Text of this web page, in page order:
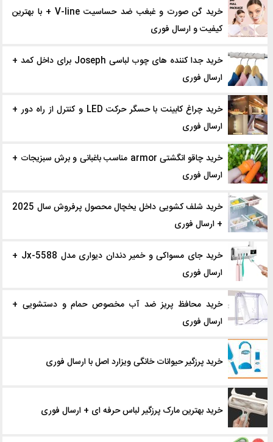
خرید گن صورت و غبغب ضد حساسیت V-line + با بهترین
کیفیت و ارسال فوری
خرید جدا کننده ‌های چوب لباسی Joseph برای داخل کمد +
ارسال فوری
خرید چراغ کابینت با حسگر حرکت LED و کنترل از راه دور +
ارسال فوری
خرید چاقو انگشتی armor مناسب باغبانی و برش سبزیجات +
ارسال فوری
خرید شلف کشویی داخل یخچال محصول پرفروش سال 2025
+ ارسال فوری
خرید جای مسواکی و خمیر دندان دیواری مدل Jx-5588 +
ارسال فوری
خرید محافظ پریز ضد آب مخصوص حمام و دستشویی +
ارسال فوری
خرید پرزگیر حیوانات خانگی ویزارد اصل با ارسال فوری
خرید بهترین مارک پرزگیر لباس حرفه ای + ارسال فوری